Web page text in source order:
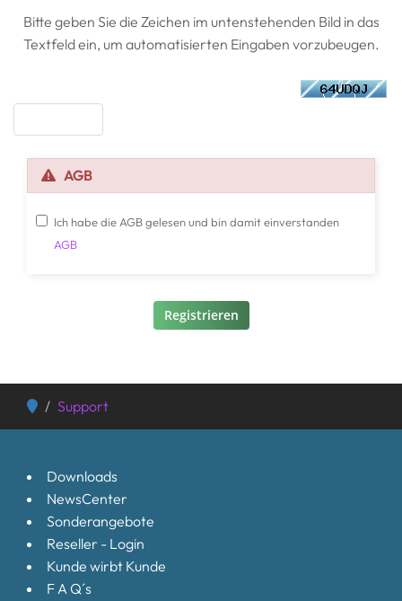
Bitte geben Sie die Zeichen im untenstehenden Bild in das
Textfeld ein, um automatisierten Eingaben vorzubeugen.
AGB
Ich habe die AGB gelesen und bin damit einverstanden
AGB
Support
Downloads
NewsCenter
Sonderangebote
Reseller - Login
Kunde wirbt Kunde
F A Q´s